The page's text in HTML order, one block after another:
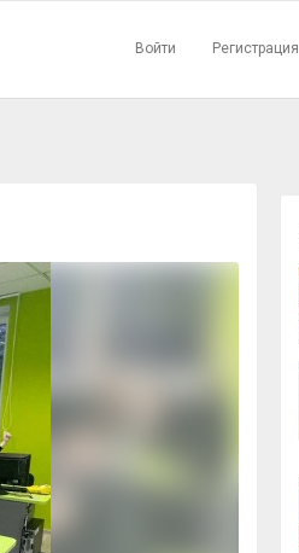
Войти Регистрация